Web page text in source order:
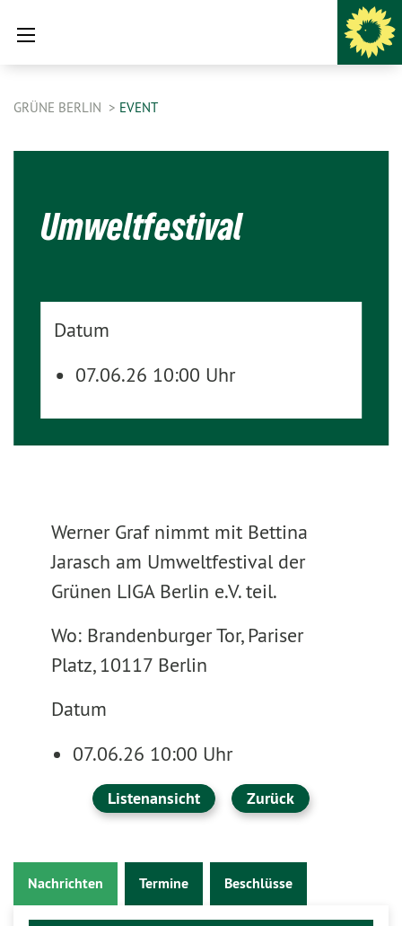
GRÜNE BERLIN EVENT
Umweltfestival
Datum
07.06.26 10:00 Uhr
Werner Graf nimmt mit Bettina
Jarasch am Umweltfestival der
Grünen LIGA Berlin e.V. teil.
Wo: Brandenburger Tor, Pariser
Platz, 10117 Berlin
Datum
07.06.26 10:00 Uhr
Listenansicht Zurück
Nachrichten Termine Beschlüsse